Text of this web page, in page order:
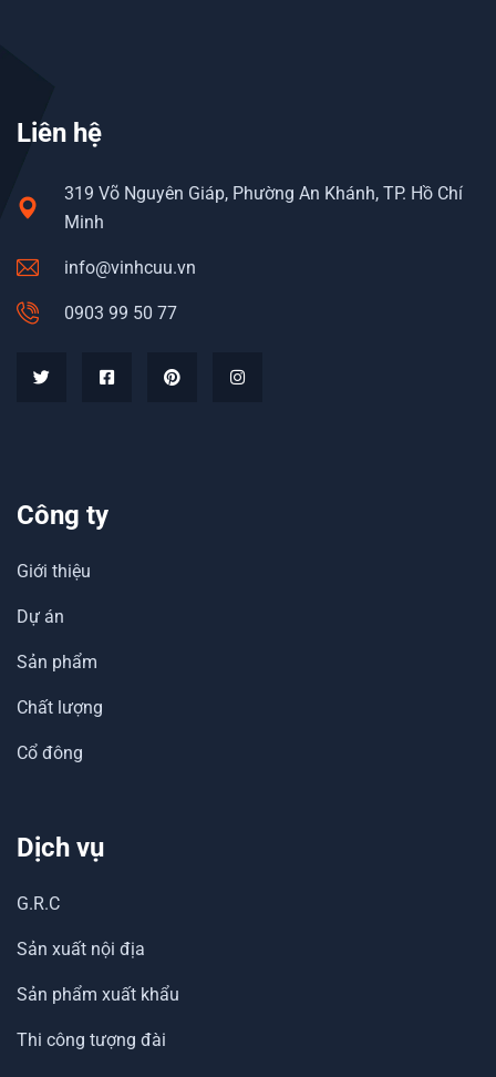
Liên hệ
319 Võ Nguyên Giáp, Phường An Khánh, TP. Hồ Chí
Minh
info@vinhcuu.vn
0903 99 50 77
Công ty
Giới thiệu
Dự án
Sản phẩm
Chất lượng
Cổ đông
Dịch vụ
G.R.C
Sản xuất nội địa
Sản phẩm xuất khẩu
Thi công tượng đài